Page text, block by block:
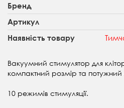
Бренд
Артикул
Наявність товару
Вакуумний стимулятор для
компактний розмір та
10 режимів стимуляції.